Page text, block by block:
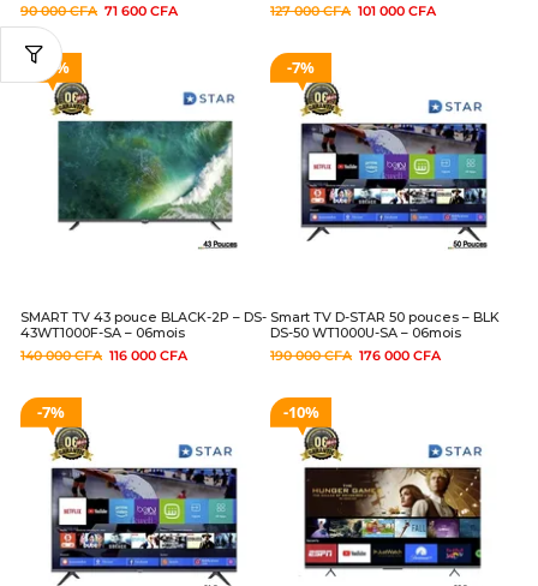
90 000CFA 71 600 CFA
127 000CFA 101 000 CFA
17%
SMART TV 43 pouce BLACK-2P – DS-
43WT1000F-SA – 06mois
140 000CFA 116 000 CFA
7%
Smart TV D-STAR 50 pouces – BLK
DS-50 WT1000U-SA – 06mois
190 000CFA 176 000 CFA
7% 10%